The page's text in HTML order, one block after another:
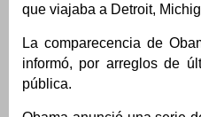
que viajaba a Detroit,
La comparecencia de
informó, por arreglos de
pública.